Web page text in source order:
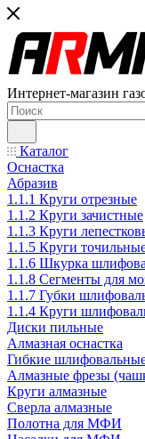
Интернет-магазин
Каталог
Оснастка
Абразив
1.1.1 Круги отрезные
1.1.2 Круги зачистные
1.1.3 Круги
1.1.5 Круги
1.1.6 Шкурка
1.1.8 Сегменты для
1.1.7 Губки
1.1.4 Круги
Диски пильные
Алмазная оснастка
Гибкие
Алмазные фрезы
Круги алмазные
Сверла алмазные
Полотна для МФИ